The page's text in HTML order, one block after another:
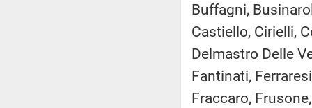
Buffagni,
Castiello, Cirielli,
Delmastro Delle
Fantinati,
Fraccaro,